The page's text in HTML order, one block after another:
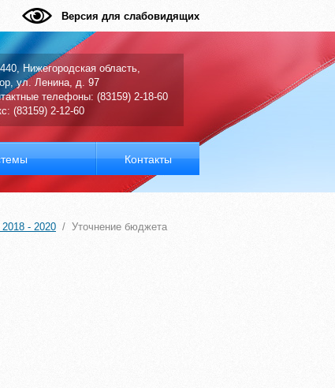
- 2020 / Уточнение бюджета
Версия для слабовидящих
Нижегородская область,
ул. Ленина, д. 97
телефоны: (83159) 2-18-60
(83159) 2-12-60
Контакты